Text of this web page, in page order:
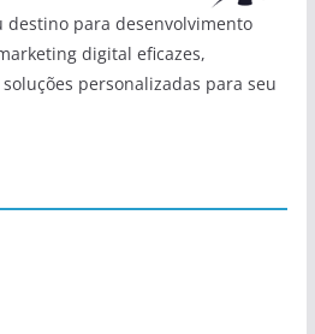
destino para desenvolvimento
digital eficazes,
personalizadas para seu